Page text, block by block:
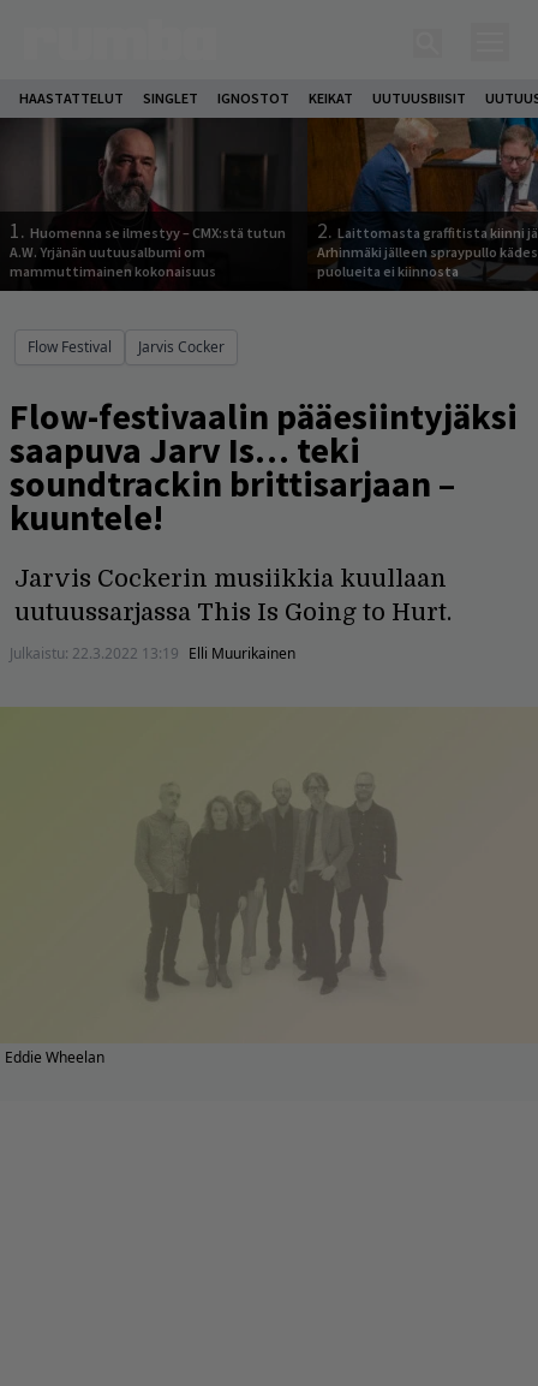
HAASTATTELUT SINGLET IGNOSTOT KEIKAT UUTUUSBIISIT
1. Huomenna se ilmestyy – CMX:stä tutun
A.W. Yrjänän uutuusalbumi om
mammuttimainen kokonaisuus
2. Laittomasta graffitista kiinni
Arhinmäki jälleen spraypullo
puolueita ei kiinnosta
Flow Festival Jarvis Cocker
Flow-festivaalin pääesiintyjäksi
saapuva Jarv Is… teki
soundtrackin brittisarjaan –
kuuntele!
Jarvis Cockerin musiikkia kuullaan
uutuussarjassa This Is Going to Hurt.
Julkaistu: 22.3.2022 13:19 Elli Muurikainen
Eddie Wheelan